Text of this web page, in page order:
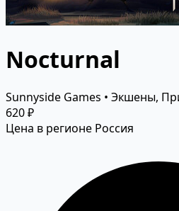
Nocturnal
Sunnyside Games • Экшены,
620 ₽
Цена в регионе Россия